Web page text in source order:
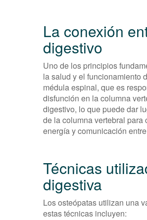
La conexión
digestivo
Uno de los principios
la salud y el funcionamiento
médula espinal, que es
disfunción en la columna
digestivo, lo que puede dar
de la columna vertebral
energía y comunicación
Técnicas
digestiva
Los osteópatas utilizan una
estas técnicas incluyen: